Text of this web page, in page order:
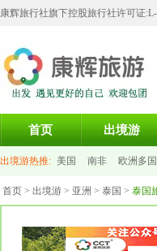
康辉旅行社旗下控股旅行社许可证
首页 出境游
出境游热推: 美国 南非 欧洲多国
巴厘岛 马尔代夫
首页 > 出境游 > 亚洲 > 泰国 > 泰国